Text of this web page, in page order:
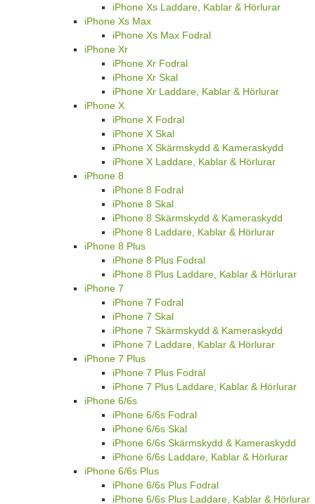
iPhone Xs Laddare, Kablar & Hörlurar
iPhone Xs Max
iPhone Xs Max Fodral
iPhone Xr
iPhone Xr Fodral
iPhone Xr Skal
iPhone Xr Laddare, Kablar & Hörlurar
iPhone X
iPhone X Fodral
iPhone X Skal
iPhone X Skärmskydd & Kameraskydd
iPhone X Laddare, Kablar & Hörlurar
iPhone 8
iPhone 8 Fodral
iPhone 8 Skal
iPhone 8 Skärmskydd & Kameraskydd
iPhone 8 Laddare, Kablar & Hörlurar
iPhone 8 Plus
iPhone 8 Plus Fodral
iPhone 8 Plus Laddare, Kablar & Hörlurar
iPhone 7
iPhone 7 Fodral
iPhone 7 Skal
iPhone 7 Skärmskydd & Kameraskydd
iPhone 7 Laddare, Kablar & Hörlurar
iPhone 7 Plus
iPhone 7 Plus Fodral
iPhone 7 Plus Laddare, Kablar & Hörlurar
iPhone 6/6s
iPhone 6/6s Fodral
iPhone 6/6s Skal
iPhone 6/6s Skärmskydd & Kameraskydd
iPhone 6/6s Laddare, Kablar & Hörlurar
iPhone 6/6s Plus
iPhone 6/6s Plus Fodral
iPhone 6/6s Plus Laddare, Kablar & Hörlurar